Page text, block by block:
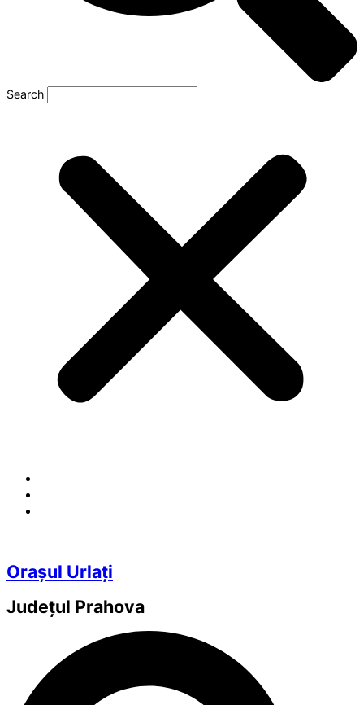
Search
Orașul Urlați
Județul Prahova